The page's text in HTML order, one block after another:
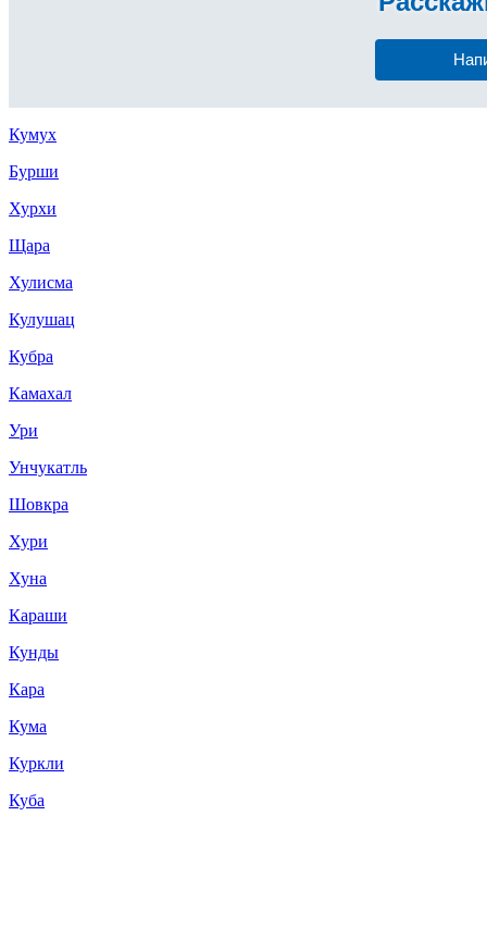
Кумух
Бурши
Хурхи
Щара
Хулисма
Кулушац
Кубра
Камахал
Ури
Унчукатль
Шовкра
Хури
Хуна
Караши
Кунды
Кара
Кума
Куркли
Куба